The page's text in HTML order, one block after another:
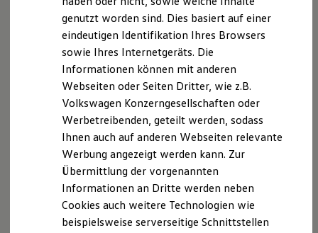
Werkbesichtigung
Lifestyle Shop
T-Roc Kollektion
Golf Kollektion
Volkswagen Kollektion
R-Kollektion
GTI Kollektion
Fußball Drop
we drive football
#wedriveproud
Besitzer und Service
myVolkswagen
Software Updates
Service und Ersatzteile
Inspektion und HU/AU
Kraftstoffmehrverbrauchs eines Fahrzeugs mit
Verbrennungsmotor auf 1.000 km bei einem
Durchschnittsverbrauch von 6,6 l/100 km.
genutzt worden sind. Dies basiert auf einer
eindeutigen Identifikation Ihres Browsers
sowie Ihres Internetgeräts. Die
Informationen können mit anderen
Webseiten oder Seiten Dritter, wie z.B.
Volkswagen Konzerngesellschaften oder
Werbetreibenden, geteilt werden, sodass
Ihnen auch auf anderen Webseiten relevante
Werbung angezeigt werden kann. Zur
Übermittlung der vorgenannten
Informationen an Dritte werden neben
Cookies auch weitere Technologien wie
beispielsweise serverseitige Schnittstellen